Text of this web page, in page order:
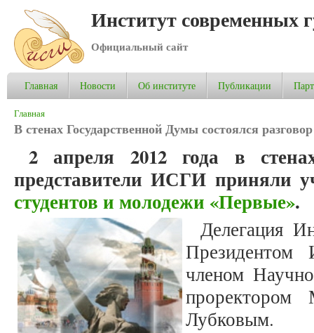
Институт современных
Официальный сайт
Главная Новости Об институте Публикации
Вы здесь
Главная
В стенах Государственной Думы состоялся
2 апреля 2012 года в
представители ИСГИ приняли
студентов и молодежи «Первые».
Делегация
членом
Лубковым.